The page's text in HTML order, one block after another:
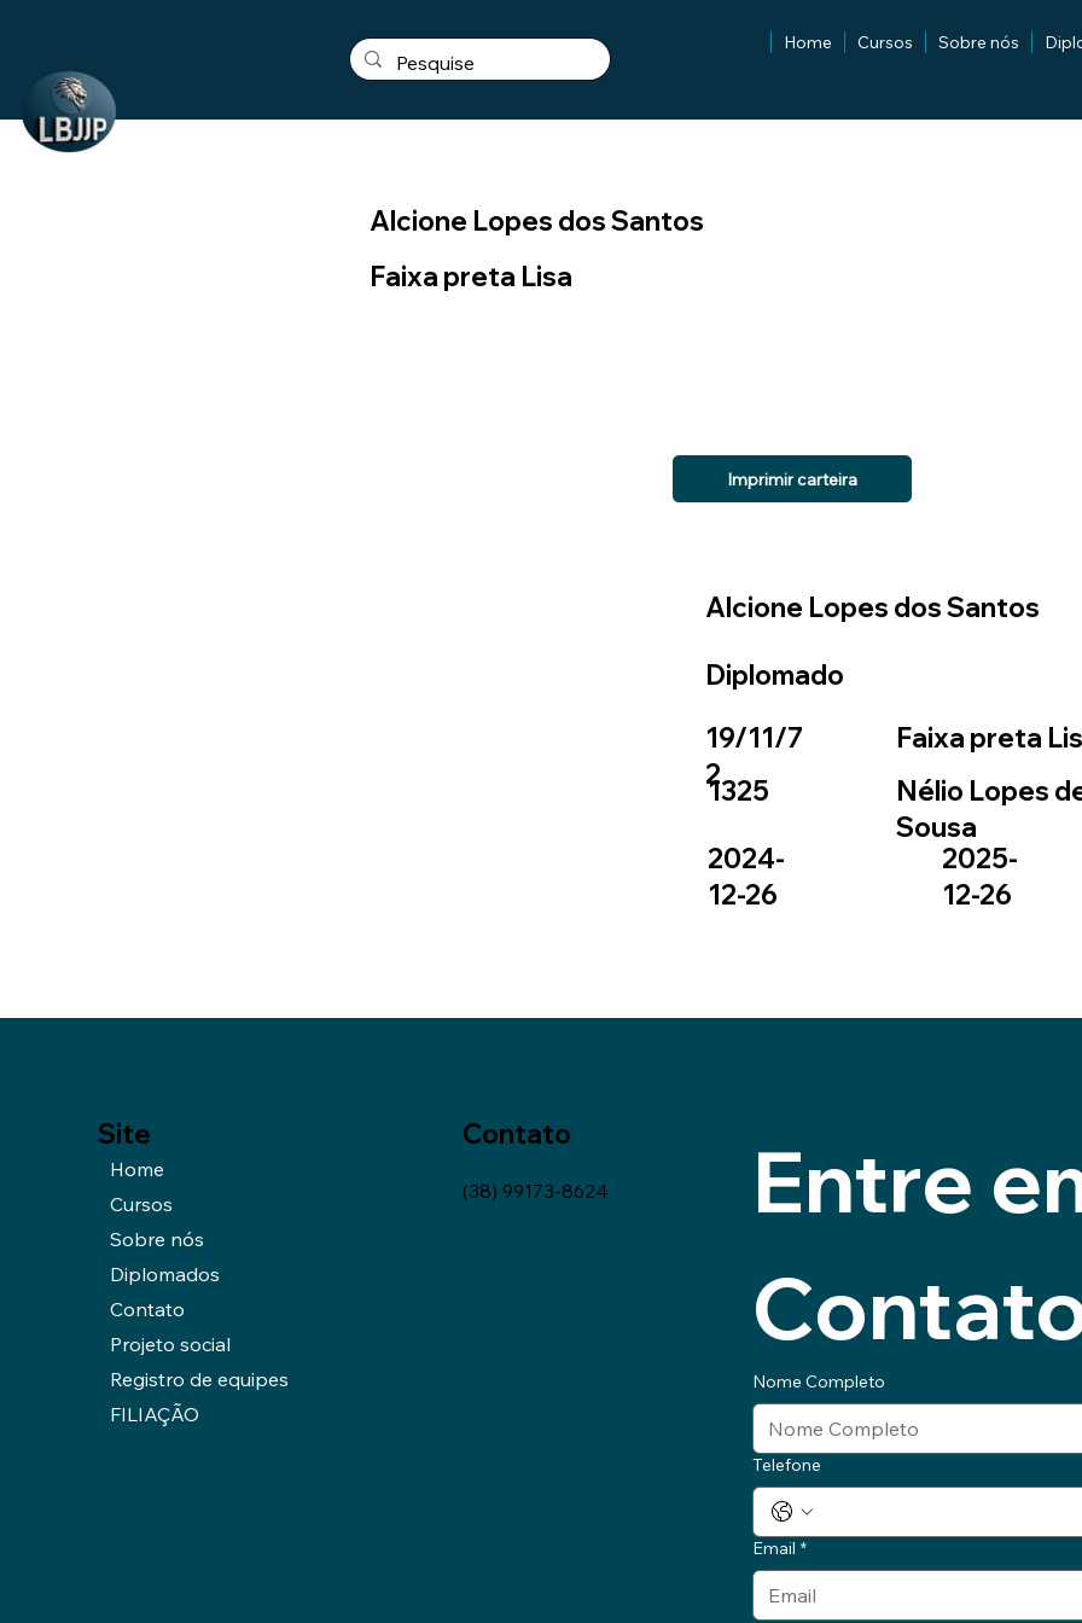
Home Cursos Sobre nós
Imprimir carteira
Alcione Lopes dos Santos
Faixa preta Lisa
Faixa preta
Alcione Lopes dos Santos
Diplomado
19/11/7
2
Nélio Lopes
Sousa
2024-
12-26
2025-
12-26
1325
Contato
(38) 99173-8624
Site
Home
Cursos
Sobre nós
Diplomados
Contato
Projeto social
Registro de equipes
FILIAÇÃO
Entre
Nome Completo
Telefone
Email *